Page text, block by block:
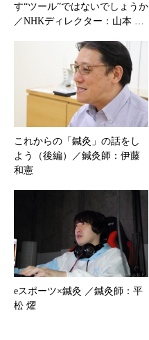
す“ツール”ではないでしょうか
／NHKディレクター：山本 …
これからの「鍼灸」の話をし
よう（後編）／鍼灸師：伊藤
和憲
eスポーツ×鍼灸 ／鍼灸師：平
松 燿